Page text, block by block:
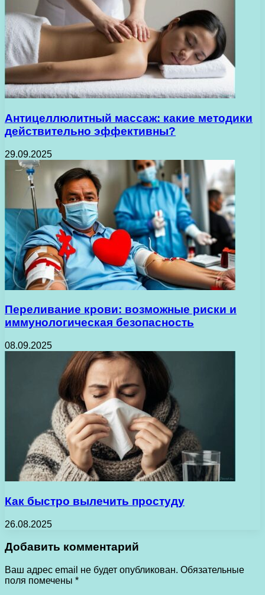
Антицеллюлитный массаж: какие методики
действительно эффективны?
29.09.2025
Переливание крови: возможные риски и
иммунологическая безопасность
08.09.2025
Как быстро вылечить простуду
26.08.2025
Добавить комментарий
Ваш адрес email не будет опубликован. Обязательные
поля помечены *